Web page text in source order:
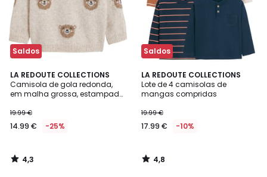
Saldos
LA REDOUTE COLLECTIONS
Camisola de gola redonda,
em malha grossa, estampado
19.99 €
14.99 € -25%
4,3
/ 5
4,3
/
Saldos
LA REDOUTE COLLECTIONS
Lote de 4 camisolas de
mangas compridas
19.99 €
17.99 € -10%
4,8
/ 5
4,8
/